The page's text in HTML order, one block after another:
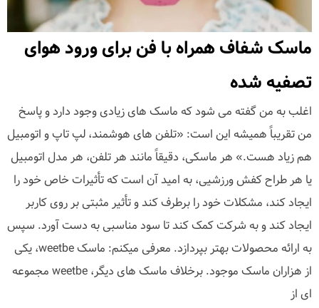
ماسک شفاف همراه با فن برای ورود هوای
تصفیه شده
اغلب به من گفته می شود که ماسک های زیادی وجود دارد و پاسخ
من تقریباً همیشه این است: «تلفن های هوشمند، لپ تاپ و اتومبیل
هم زیاد هست.» هر ماسکی، دقیقاً مانند هر تلفن، هر مدل اتومبیل
یا هر طراح کفش ورزشیی، به امید آن است که تأثیرات خاص خود را
ایجاد کند، مشکلات خود را برطرف کند و تأثیر مثبتی بر روی کاربر
ایجاد کند و به شرکت کمک کند تا سود مناسبی به دست آورد. سپس
به ارائه محصولات بهتر بپردازد. معرفی میکنم: ماسک weetbe، یکی
از هزاران ماسک موجود. برخلاف ماسک های دیگر، weetbe مجموعه
ای از